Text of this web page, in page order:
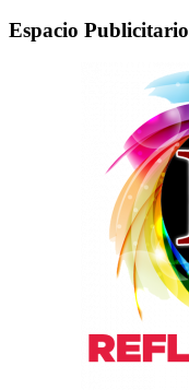
Espacio Publicitario